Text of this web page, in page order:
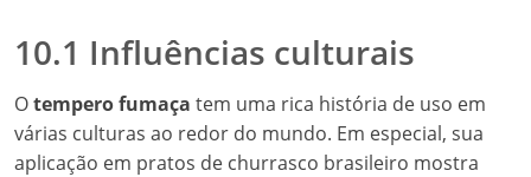
10.1 Influências culturais
Otempero fumaça tem uma rica história de uso em
várias culturas ao redor do mundo. Em especial, sua
aplicação em pratos de churrasco brasileiro mostra